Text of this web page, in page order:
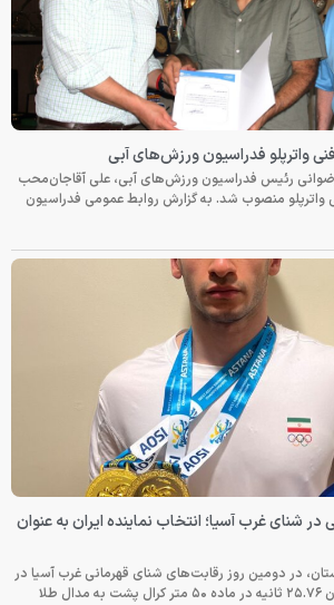
واترپلو فدراسیون ورزش‌های آبی
رئیس فدراسیون ورزش‌های آبی، علی آقاجان‌محب
واترپلو منصوب شد. به گزارش روابط عمومی فدراسیون
شنای غرب آسیا؛ انتخاب نماینده ایران به عنوان
در دومین روز رقابت‌های شنای قهرمانی غرب آسیا در